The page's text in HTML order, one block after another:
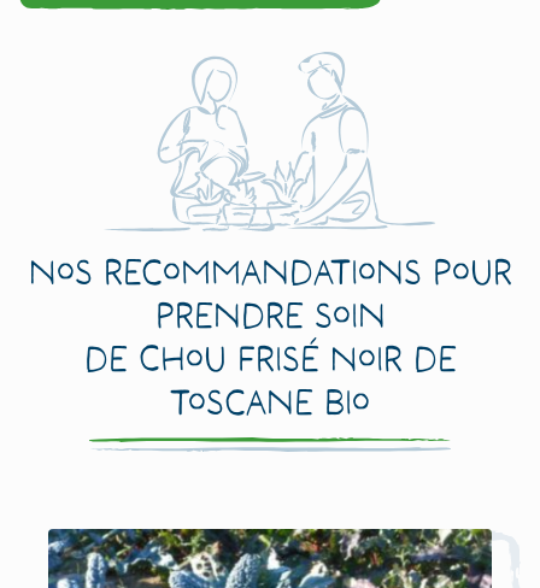
Nos recommandations pour
prendre soin
de Chou Frisé Noir de
Toscane Bio